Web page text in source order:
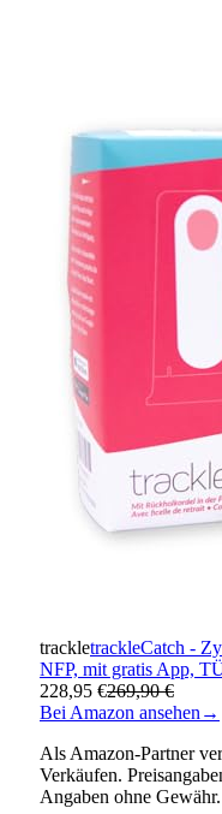
trackletrackleCatch -
NFP, mit gratis App,
228,95 €269,90 €
Bei Amazon ansehen →
Als Amazon-Partner
Verkäufen.
Angaben ohne Gewähr.